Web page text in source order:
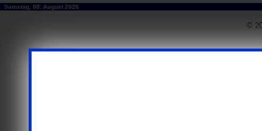
Samstag, 08. August 2026
©